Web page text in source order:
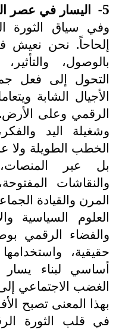
5-
اليسار في عصر
وفي سياق الثورة
إلحاحاً. نحن نعيش
بالوصول،
التحول إلى فعل
الأجيال الشابة
الرقمي وعلى
وشغيلة اليد
الخطب الطويلة ولا
بل عبر المنصات،
والنقاشات
المرن والقيادة
العلوم السياسية
والفضاء الرقمي
حقيقية،
أساسي لبناء
الغضب الاجتماعي
بهذا المعنى تصبح
في قلب الثورة